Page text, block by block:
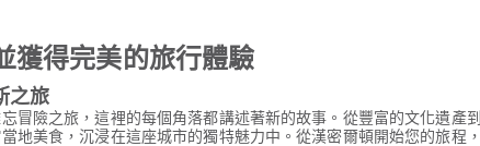
獲得完美的旅行體驗
之旅
冒險之旅，這裡的每個角落都講述著新的故事。從豐富的文化遺
地美食，沉浸在這座城市的獨特魅力中。從漢密爾頓開始您的旅程